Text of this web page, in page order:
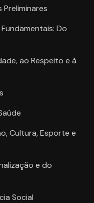
Do
ao Respeito e à
Cultura, Esporte e
e do
Social